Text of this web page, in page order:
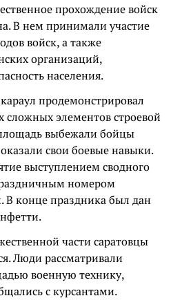
прохождение войск
В нем принимали участие
войск, а также
организаций,
населения.
продемонстрировал
элементов строевой
выбежали бойцы
свои боевые навыки.
выступлением сводного
номером
В конце праздника был дан
части саратовцы
Люди рассматривали
военную технику,
с курсантами.